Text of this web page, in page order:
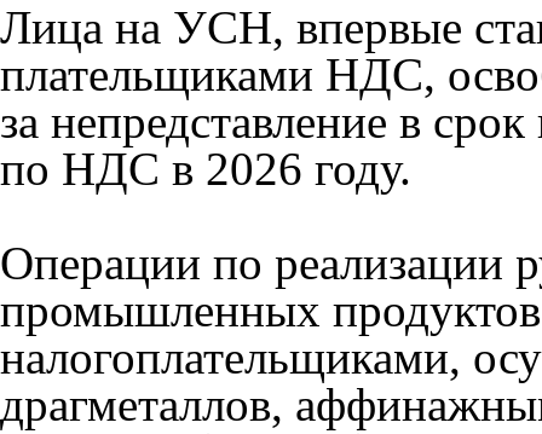
Лица на УСН, впервые
плательщиками НДС,
за непредставление в
по НДС в 2026 году.
Операции по реализации
промышленных
налогоплательщиками,
драгметаллов,